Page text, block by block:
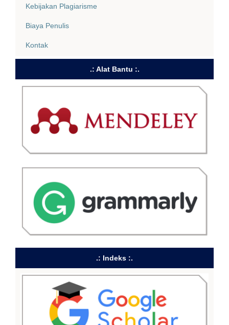
Kebijakan Plagiarisme
Biaya Penulis
Kontak
.: Alat Bantu :.
.: Indeks :.